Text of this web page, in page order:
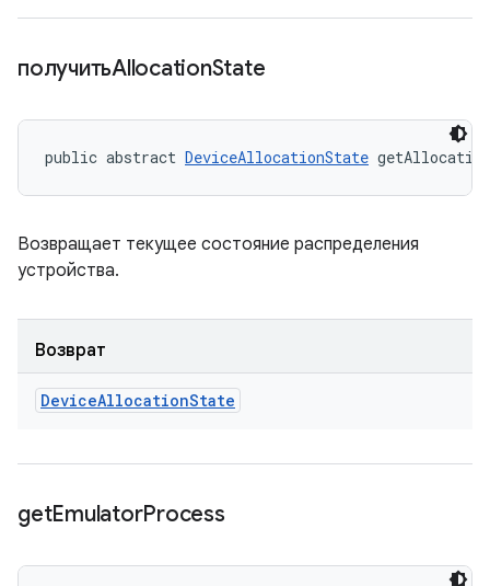
получитьAllocationState
public abstract DeviceAllocationState
Возвращает текущее состояние распределения
устройства.
Возврат
DeviceAllocationState
getEmulatorProcess